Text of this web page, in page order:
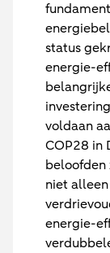
status
energie-
voldaan
COP28 in
beloofden
niet
energie-